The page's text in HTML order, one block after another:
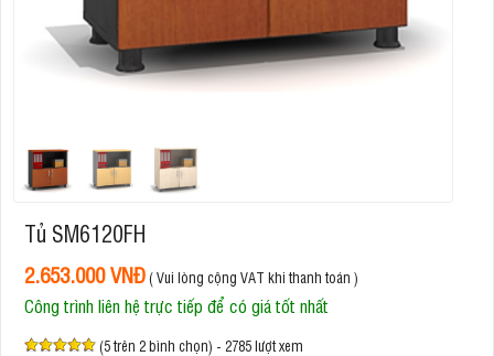
Tủ SM6120FH
2.653.000 VNĐ( Vui lòng cộng VAT khi thanh toán )
Công trình liên hệ trực tiếp để có giá tốt nhất
(5 trên 2 bình chọn) - 2785 lượt xem